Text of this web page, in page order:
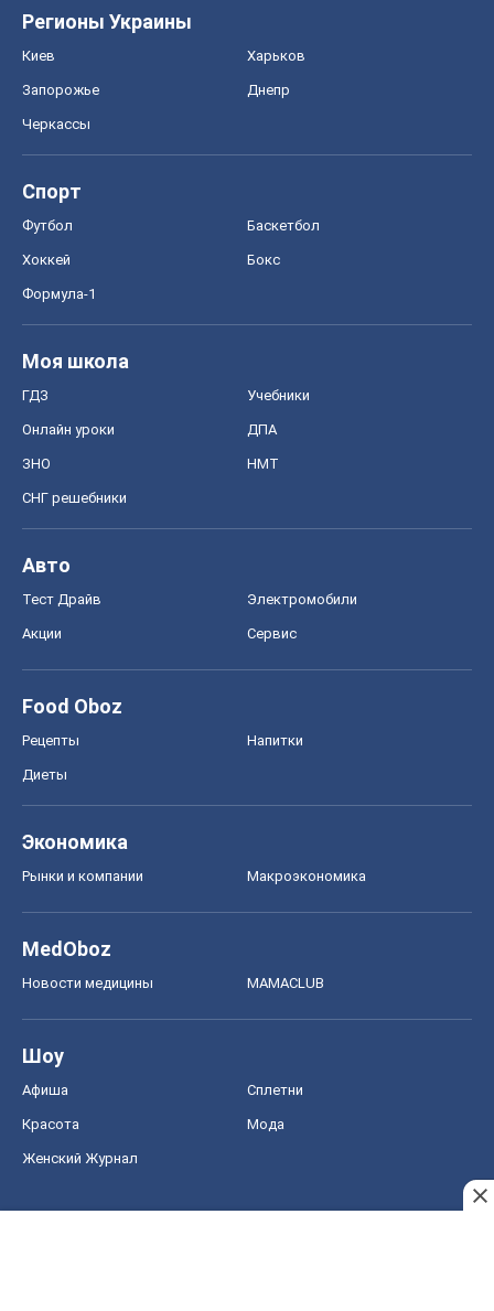
Регионы Украины
Киев Харьков
Запорожье Днепр
Черкассы
Спорт
Футбол Баскетбол
Хоккей Бокс
Формула-1
Моя школа
ГДЗ Учебники
Онлайн уроки ДПА
ЗНО НМТ
СНГ решебники
Авто
Тест Драйв Электромобили
Акции Сервис
Food Oboz
Рецепты Напитки
Диеты
Экономика
Рынки и компании Mакроэкономика
MedOboz
Новости медицины MAMACLUB
Шоу
Афиша Сплетни
Красота Мода
Женский Журнал